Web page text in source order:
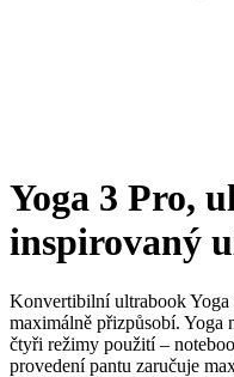
Yoga 3 Pro,
inspirovaný
Konvertibilní ultrabook Yoga
maximálně přizpůsobí. Yoga
čtyři režimy použití –
provedení pantu zaručuje